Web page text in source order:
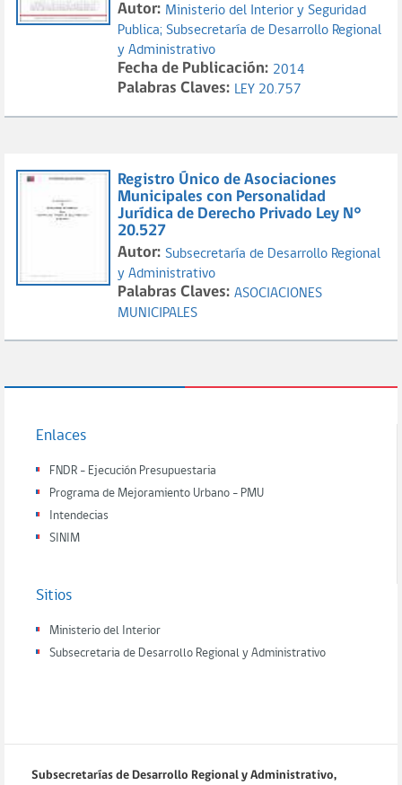
Autor: Ministerio del Interior y Seguridad
Publica; Subsecretaría de Desarrollo Regional
y Administrativo
Fecha de Publicación: 2014
Palabras Claves: LEY 20.757
Registro Único de Asociaciones
Municipales con Personalidad
Jurídica de Derecho Privado Ley N°
20.527
Autor: Subsecretaría de Desarrollo Regional
y Administrativo
Palabras Claves: ASOCIACIONES
MUNICIPALES
Enlaces
FNDR - Ejecución Presupuestaria
Programa de Mejoramiento Urbano - PMU
Intendecias
SINIM
Sitios
Ministerio del Interior
Subsecretaria de Desarrollo Regional y Administrativo
Subsecretarías de Desarrollo Regional y Administrativo,